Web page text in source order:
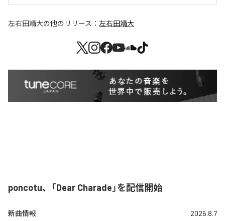
左右田靖大の他のリリース： 左右田靖大
poncotu、「Dear Charade」を配信開始
新曲情報 2026.8.7